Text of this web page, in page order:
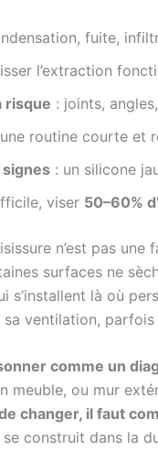
fuite,
l’extraction
risque : joints,
routine courte et
: un silicone
viser 50–60%
n’est pas une
surfaces ne
là où
sa ventilation,
comme un
meuble, ou mur
changer, il faut
construit dans la